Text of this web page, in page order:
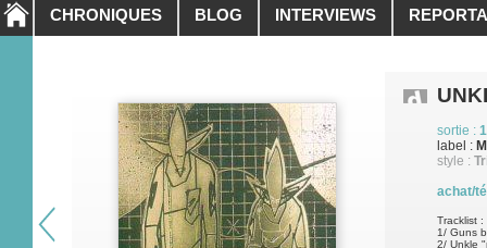
CHRONIQUES BLOG INTERVIEWS
sortie :
label :
style :
achat/
Tracklist :
1/ Guns
2/ Unkle